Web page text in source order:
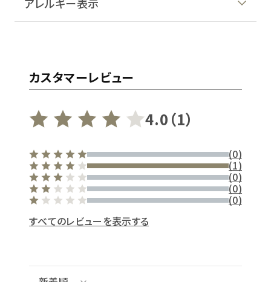
カスタマーレビュー
4.0（1）
(0)
(1)
(0)
(0)
(0)
すべてのレビューを表示する